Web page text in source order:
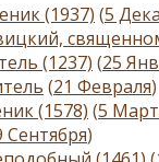
(1937) (5
(1237) (25
(21 Февраля)
(1578) (5
Сентября)